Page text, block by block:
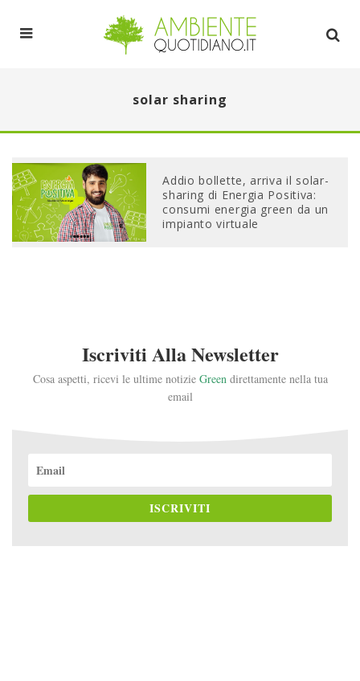
solar sharing
Addio bollette, arriva il solar-
sharing di Energia Positiva:
consumi energia green da un
impianto virtuale
Iscriviti Alla Newsletter
Cosa aspetti, ricevi le ultime notizie Greendirettamente nella tua
email
ISCRIVITI